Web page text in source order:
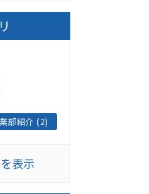
部紹介 (2)
表示